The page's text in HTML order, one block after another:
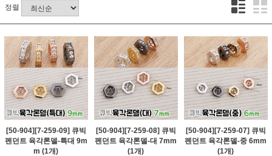
정렬
[50-904][7-259-09] 큐빅
펜던트 육각론델-특대 9m
m (1개)
[50-904][7-259-08] 큐빅
펜던트 육각론델-대 7mm
(1개)
[50-904][7-259-07] 큐빅
펜던트 육각론델-중 6mm
(1개)